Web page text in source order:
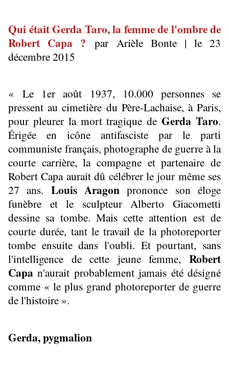
Qui était Gerda Taro, la femme de l'ombre de
Robert Capa ?
par Arièle Bonte | le 23
décembre 2015
« Le 1er août 1937, 10.000 personnes se
pressent au cimetière du Père-Lachaise, à Paris,
pour pleurer la mort tragique deGerda Taro.
Érigée en icône antifasciste par le parti
communiste français, photographe de guerre à la
courte carrière, la compagne et partenaire de
Robert Capa aurait dû célébrer le jour même ses
27 ans. Louis Aragon prononce son éloge
funèbre et le sculpteur Alberto Giacometti
dessine sa tombe. Mais cette attention est de
courte durée, tant le travail de la photoreporter
tombe ensuite dans l'oubli. Et pourtant, sans
l'intelligence de cette jeune femme, Robert
Capa n'aurait probablement jamais été désigné
comme « le plus grand photoreporter de guerre
de l'histoire ».
Gerda, pygmalion